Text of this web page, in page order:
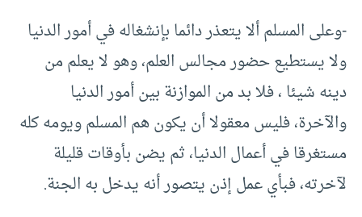
-وعلى المسلم ألا يتعذر دائما بإنشغاله في أمور الدنيا
ولا يستطيع حضور مجالس العلم، وهو لا يعلم من
دينه شيئا ، فلا بد من الموازنة بين أمور الدنيا
والآخرة، فليس معقولا أن يكون هم المسلم ويومه كله
مستغرقا في أعمال الدنيا، ثم يضن بأوقات قليلة
لآخرته، فبأي عمل إذن يتصور أنه يدخل به الجنة.